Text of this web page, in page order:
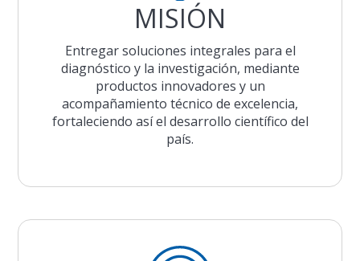
MISIÓN
Entregar soluciones integrales para el
diagnóstico y la investigación, mediante
productos innovadores y un
acompañamiento técnico de excelencia,
fortaleciendo así el desarrollo científico del
país.